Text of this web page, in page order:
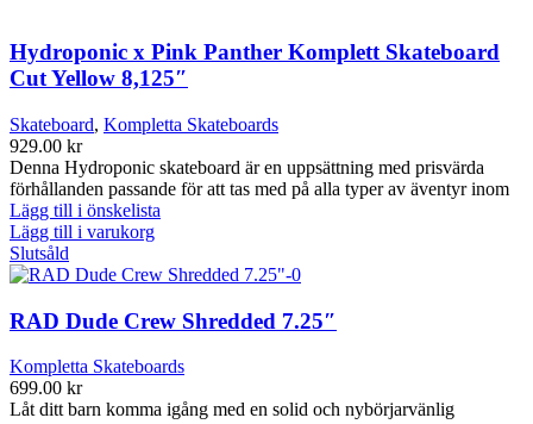
Hydroponic x Pink Panther Komplett Skateboard
Cut Yellow 8,125″
Skateboard, Kompletta Skateboards
929.00 kr
Denna Hydroponic skateboard är en uppsättning med prisvärda
förhållanden passande för att tas med på alla typer av äventyr inom
Lägg till i önskelista
Lägg till i varukorg
Slutsåld
RAD Dude Crew Shredded 7.25″
Kompletta Skateboards
699.00 kr
Låt ditt barn komma igång med en solid och nybörjarvänlig